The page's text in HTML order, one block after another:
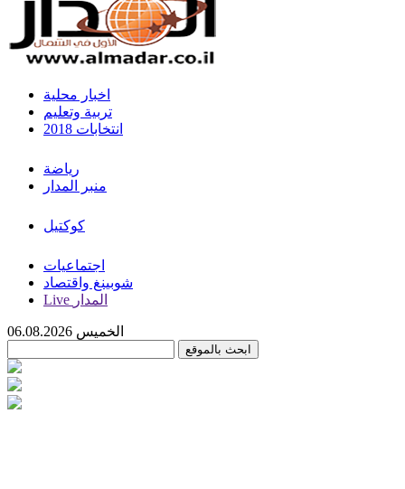
اخبار محلية
تربية وتعليم
انتخابات 2018
رياضة
منبر المدار
كوكتيل
اجتماعيات
شوبينغ واقتصاد
Live المدار